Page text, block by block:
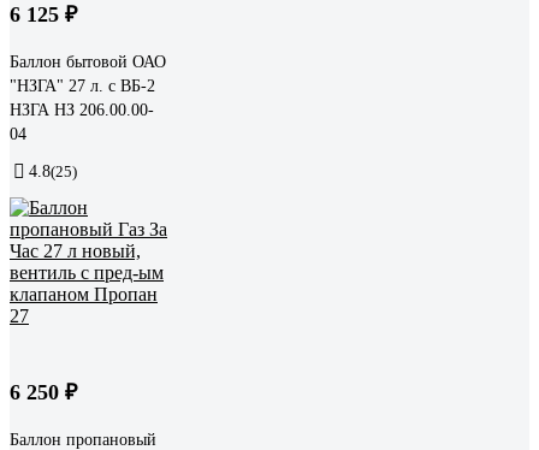
6 125 ₽
Баллон бытовой ОАО
"НЗГА" 27 л. с ВБ-2
НЗГА НЗ 206.00.00-
04
4.8(25)
6 250 ₽
Баллон пропановый